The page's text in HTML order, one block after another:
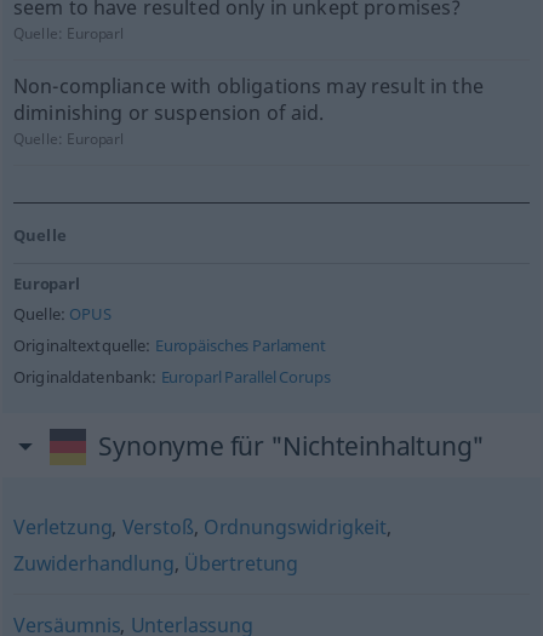
seem to have resulted only in unkept promises?
Quelle: Europarl
Non-compliance with obligations may result in the
diminishing or suspension of aid.
Quelle: Europarl
Quelle
Europarl
Quelle: OPUS
Originaltextquelle: Europäisches Parlament
Originaldatenbank: Europarl Parallel Corups
Synonyme für "Nichteinhaltung"
Verletzung, Verstoß, Ordnungswidrigkeit,
Zuwiderhandlung, Übertretung
Versäumnis, Unterlassung